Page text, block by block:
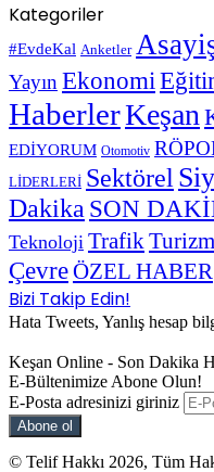
Kategoriler
#EvdeKal Anketler
Yayın Ekonomi
HaberlerKeşan
EDİYORUM Otomotiv
LİDERLERİ Sektörel
Dakika SON
Teknoloji Trafik Turizm
ÇevreÖZEL HABER
Bizi Takip Edin!
Hata Tweets, Yanlış hesap
Keşan Online - Son Dakika
E-Bültenimize Abone Olun!
E-Posta adresinizi giriniz
© Telif Hakkı 2026, Tüm